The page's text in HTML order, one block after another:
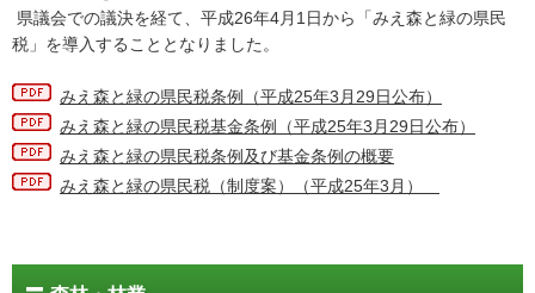
県議会での議決を経て、平成26年4月1日から「みえ森と緑の県民
税」を導入することとなりました。
みえ森と緑の県民税条例（平成25年3月29日公布）
みえ森と緑の県民税基金条例（平成25年3月29日公布）
みえ森と緑の県民税条例及び基金条例の概要
みえ森と緑の県民税（制度案）（平成25年3月）